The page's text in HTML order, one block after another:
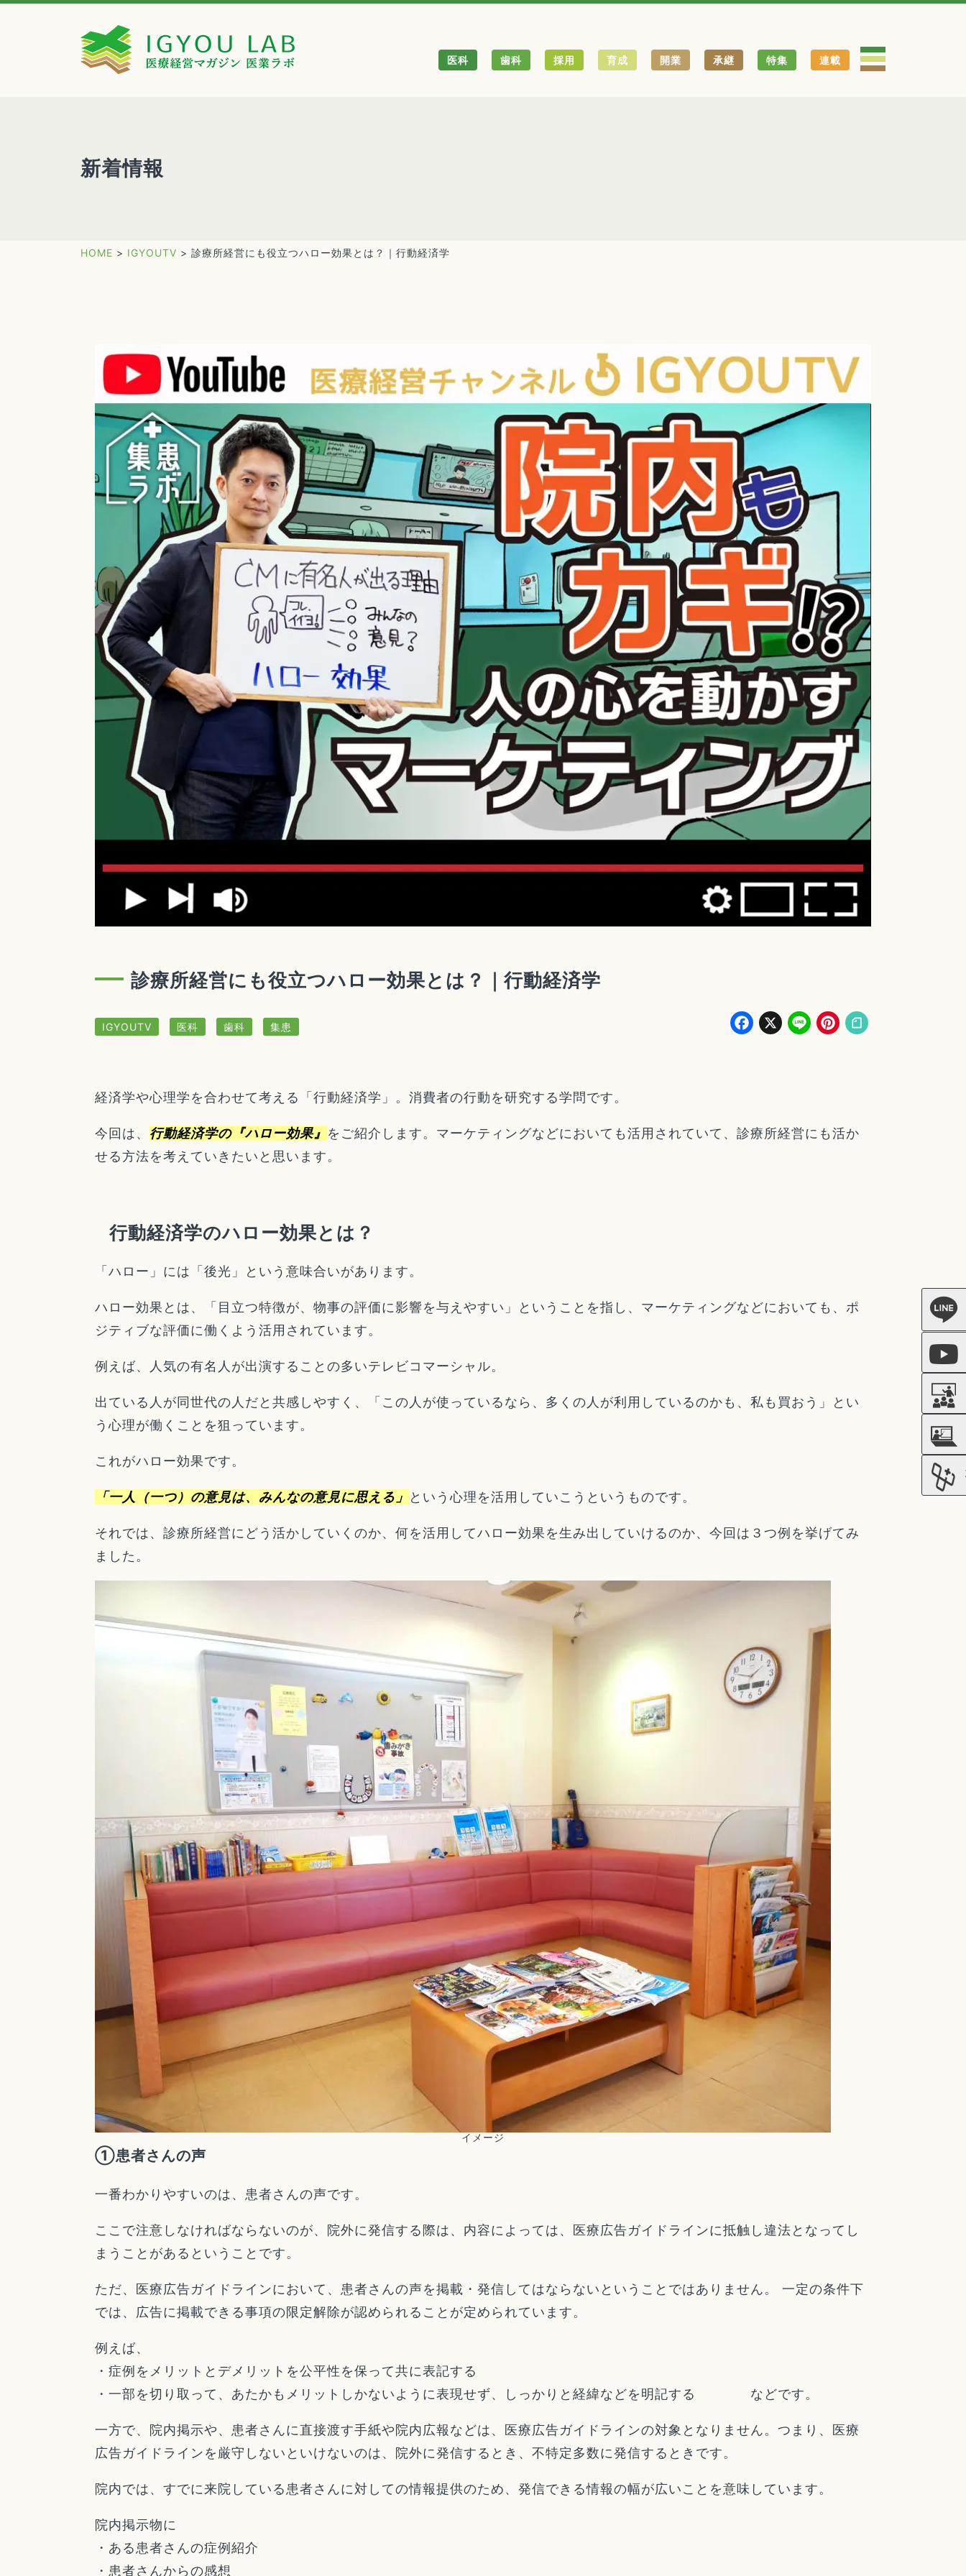
医科 歯科 採用 育成 開業 承継 特集 連載
新着情報
HOME > IGYOUTV > 診療所経営にも役立つハロー効果とは？｜行動経済学
診療所経営にも役立つハロー効果とは？｜行動経済学
IGYOUTV 医科 歯科 集患 Facebook
X LinePinterest
経済学や心理学を合わせて考える「行動経済学」。消費者の行動を研究する学問です。
今回は、 行動経済学の『ハロー効果』 をご紹介します。マーケティングなどにおいても活用されていて、診療所経営にも活か
せる方法を考えていきたいと思います。
行動経済学のハロー効果とは？
「ハロー」には「後光」という意味合いがあります。
ハロー効果とは、「目立つ特徴が、物事の評価に影響を与えやすい」ということを指し、マーケティングなどにおいても、ポ
ジティブな評価に働くよう活用されています。
例えば、人気の有名人が出演することの多いテレビコマーシャル。
出ている人が同世代の人だと共感しやすく、「この人が使っているなら、多くの人が利用しているのかも、私も買おう」とい
う心理が働くことを狙っています。
これがハロー効果です。
「一人（一つ）の意見は、みんなの意見に思える」 という心理を活用していこうというものです。
それでは、診療所経営にどう活かしていくのか、何を活用してハロー効果を生み出していけるのか、今回は３つ例を挙げてみ
ました。
イメージ
①患者さんの声
一番わかりやすいのは、患者さんの声です。
ここで注意しなければならないのが、院外に発信する際は、内容によっては、医療広告ガイドラインに抵触し違法となってし
まうことがあるということです。
ただ、医療広告ガイドラインにおいて、患者さんの声を掲載・発信してはならないということではありません。 一定の条件下
では、広告に掲載できる事項の限定解除が認められることが定められています。
例えば、
・症例をメリットとデメリットを公平性を保って共に表記する
・一部を切り取って、あたかもメリットしかないように表現せず、しっかりと経緯などを明記する などです。
一方で、院内掲示や、患者さんに直接渡す手紙や院内広報などは、医療広告ガイドラインの対象となりません。つまり、医療
広告ガイドラインを厳守しないといけないのは、院外に発信するとき、不特定多数に発信するときです。
院内では、すでに来院している患者さんに対しての情報提供のため、発信できる情報の幅が広いことを意味しています。
院内掲示物に
・ある患者さんの症例紹介
・患者さんからの感想